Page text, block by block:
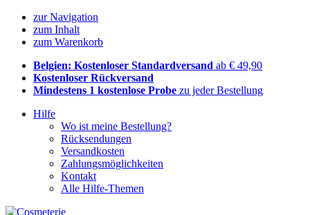
zur Navigation
zum Inhalt
zum Warenkorb
Belgien: Kostenloser Standardversand ab € 49,90
Kostenloser Rückversand
Mindestens 1 kostenlose Probe zu jeder Bestellung
Hilfe
Wo ist meine Bestellung?
Rücksendungen
Versandkosten
Zahlungsmöglichkeiten
Kontakt
Alle Hilfe-Themen